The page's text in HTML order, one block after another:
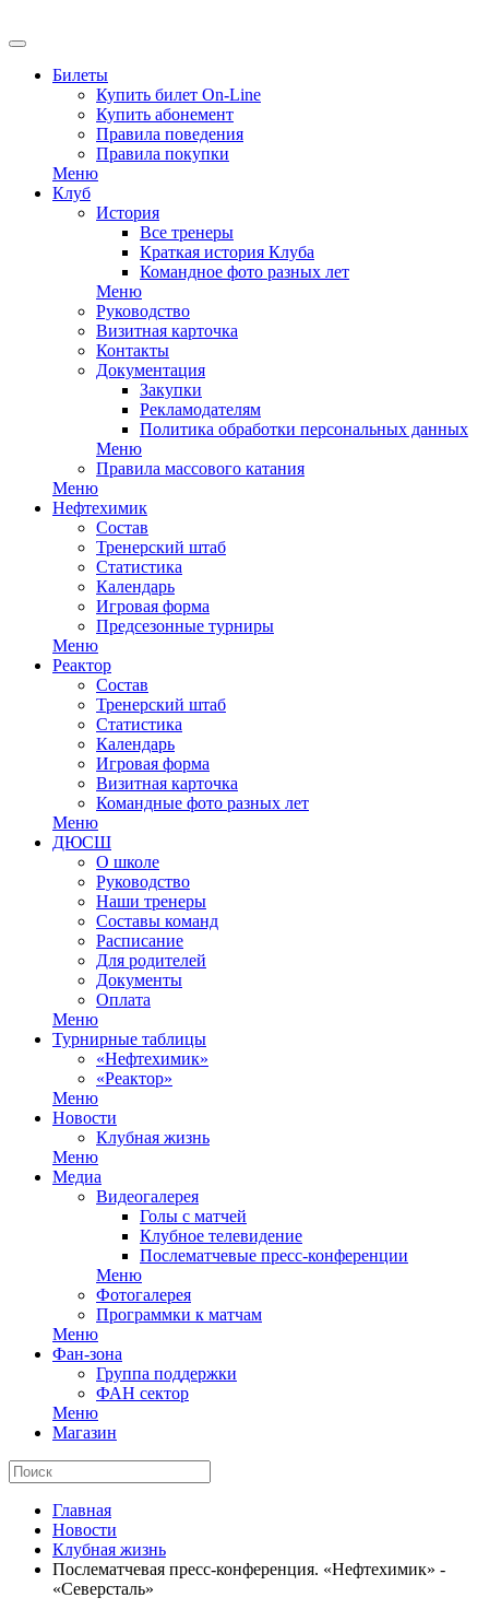
Билеты
Купить билет On-Line
Купить абонемент
Правила поведения
Правила покупки
Меню
Клуб
История
Все тренеры
Краткая история Клуба
Командное фото разных лет
Меню
Руководство
Визитная карточка
Контакты
Документация
Закупки
Рекламодателям
Политика обработки персональных данных
Меню
Правила массового катания
Меню
Нефтехимик
Состав
Тренерский штаб
Статистика
Календарь
Игровая форма
Предсезонные турниры
Меню
Реактор
Состав
Тренерский штаб
Статистика
Календарь
Игровая форма
Визитная карточка
Командные фото разных лет
Меню
ДЮСШ
О школе
Руководство
Наши тренеры
Составы команд
Расписание
Для родителей
Документы
Оплата
Меню
Турнирные таблицы
«Нефтехимик»
«Реактор»
Меню
Новости
Клубная жизнь
Меню
Медиа
Видеогалерея
Голы с матчей
Клубное телевидение
Послематчевые пресс-конференции
Меню
Фотогалерея
Программки к матчам
Меню
Фан-зона
Группа поддержки
ФАН сектор
Меню
Магазин
Главная
Новости
Клубная жизнь
Послематчевая пресс-конференция. «Нефтехимик» -
«Северсталь»